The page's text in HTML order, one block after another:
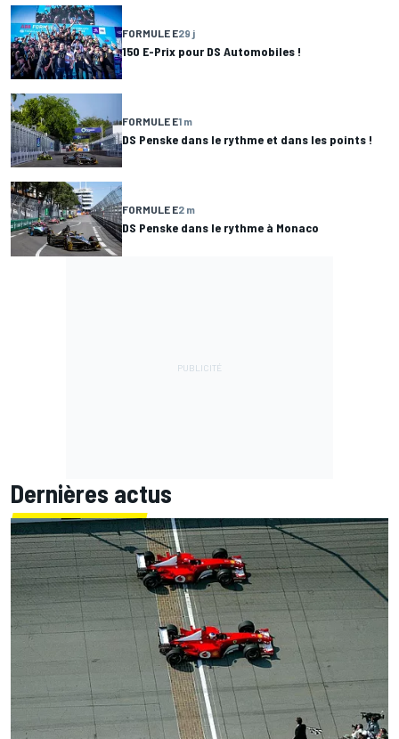
FORMULE E29 j
150 E-Prix pour DS Automobiles !
FORMULE E1 m
DS Penske dans le rythme et dans les points !
FORMULE E2 m
DS Penske dans le rythme à Monaco
Dernières actus